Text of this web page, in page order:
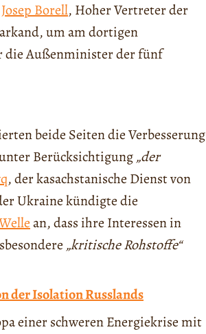
Josep Borell, Hoher Vertreter der
um am dortigen
die Außenminister der fünf
beide Seiten die Verbesserung
Berücksichtigung„der
, der kasachstanische Dienst von
Ukraine kündigte die
an, dass ihre Interessen in
„kritische Rohstoffe“
der Isolation Russlands
einer schweren Energiekrise mit